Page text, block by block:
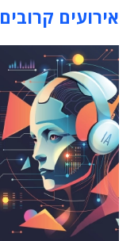
אירועים קרובים